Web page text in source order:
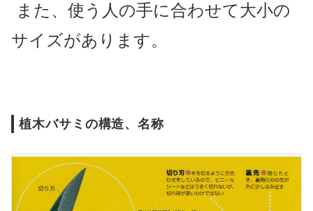
また、使う人の手に合わせて大小の
サイズがあります。
植木バサミの構造、名称